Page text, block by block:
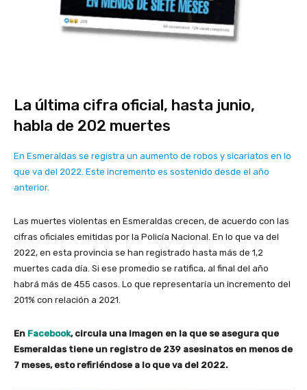
La última cifra oficial, hasta junio,
habla de 202 muertes
En Esmeraldas se registra un aumento de robos y sicariatos en lo
que va del 2022. Este incremento es sostenido desde el año
anterior.
Las muertes violentas en Esmeraldas crecen, de acuerdo con las
cifras oficiales emitidas por la Policía Nacional. En lo que va del
2022, en esta provincia se han registrado hasta más de 1,2
muertes cada día. Si ese promedio se ratifica, al final del año
habrá más de 455 casos. Lo que representaría un incremento del
201% con relación a 2021.
En Facebook, circula una imagen en la que se asegura que
Esmeraldas tiene un registro de 239 asesinatos en menos de
7 meses, esto refiriéndose a lo que va del 2022.